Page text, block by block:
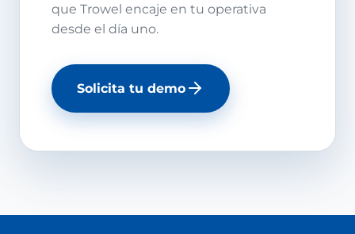
que Trowel encaje en tu operativa
desde el día uno.
Solicita tu demo